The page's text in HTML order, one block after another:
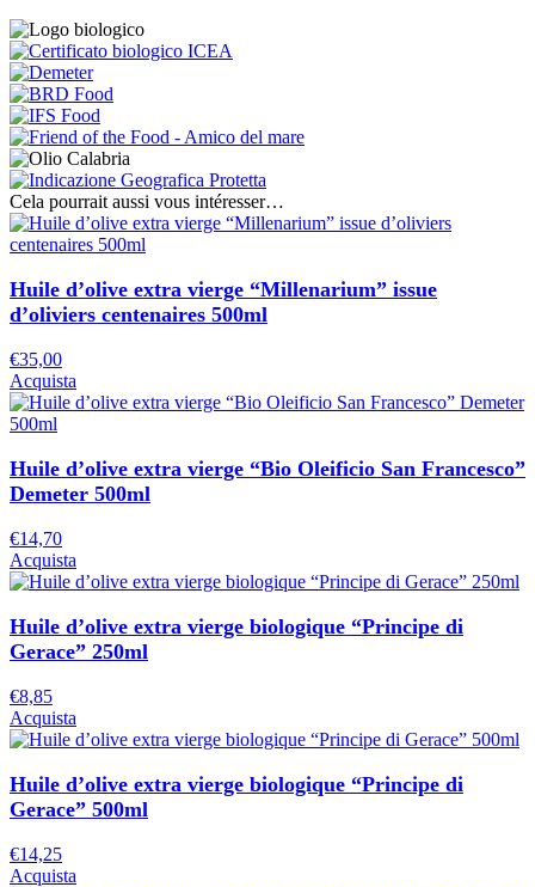
Cela pourrait aussi vous intéresser…
Huile d’olive extra vierge “Millenarium” issue
d’oliviers centenaires 500ml
€35,00
Acquista
Huile d’olive extra vierge “Bio Oleificio San Francesco”
Demeter 500ml
€14,70
Acquista
Huile d’olive extra vierge biologique “Principe di
Gerace” 250ml
€8,85
Acquista
Huile d’olive extra vierge biologique “Principe di
Gerace” 500ml
€14,25
Acquista